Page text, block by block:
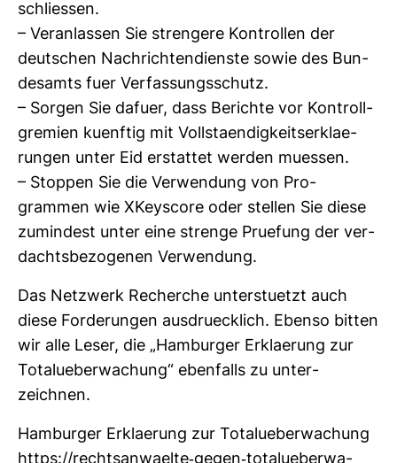
schliessen.
– Ver­an­lassen Sie stren­gere Kon­trollen der
deut­schen Nach­rich­ten­dienste sowie des Bun­
des­amts fuer Ver­fas­sungs­schutz.
– Sorgen Sie dafuer, dass Berichte vor Kon­troll­
gre­mien kuenftig mit Voll­staen­dig­keits­er­kla­e­
rungen unter Eid erstattet werden muessen.
– Stoppen Sie die Ver­wen­dung von Pro­
grammen wie XKey­score oder stellen Sie diese
zumin­dest unter eine strenge Pru­e­fung der ver­
dachts­be­zo­genen Ver­wen­dung.
Das Netz­werk Recherche unters­tuetzt auch
diese For­de­rungen aus­dru­eck­lich. Ebenso bitten
wir alle Leser, die „Ham­burger Erkla­e­rung zur
Totalu­e­ber­wa­chung“ eben­falls zu unter­
zeichnen.
Ham­burger Erkla­e­rung zur Totalu­e­ber­wa­chung